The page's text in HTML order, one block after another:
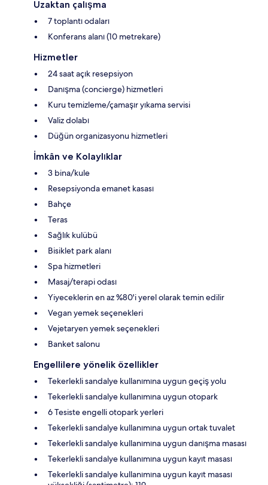
Uzaktan çalışma
7 toplantı odaları
Konferans alanı (10 metrekare)
Hizmetler
24 saat açık resepsiyon
Danışma (concierge) hizmetleri
Kuru temizleme/çamaşır yıkama servisi
Valiz dolabı
Düğün organizasyonu hizmetleri
İmkân ve Kolaylıklar
3 bina/kule
Resepsiyonda emanet kasası
Bahçe
Teras
Sağlık kulübü
Bisiklet park alanı
Spa hizmetleri
Masaj/terapi odası
Yiyeceklerin en az %80'i yerel olarak temin edilir
Vegan yemek seçenekleri
Vejetaryen yemek seçenekleri
Banket salonu
Engellilere yönelik özellikler
Tekerlekli sandalye kullanımına uygun geçiş yolu
Tekerlekli sandalye kullanımına uygun otopark
6 Tesiste engelli otopark yerleri
Tekerlekli sandalye kullanımına uygun ortak tuvalet
Tekerlekli sandalye kullanımına uygun danışma masası
Tekerlekli sandalye kullanımına uygun kayıt masası
Tekerlekli sandalye kullanımına uygun kayıt masası